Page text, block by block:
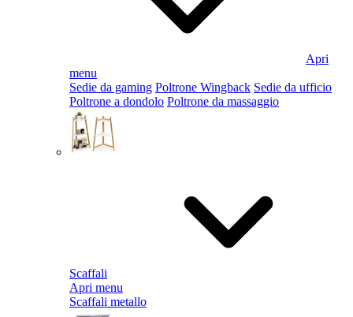
Apri
menu
Sedie da gaming Poltrone Wingback Sedie da ufficio
Poltrone a dondolo Poltrone da massaggio
Scaffali
Apri menu
Scaffali metallo